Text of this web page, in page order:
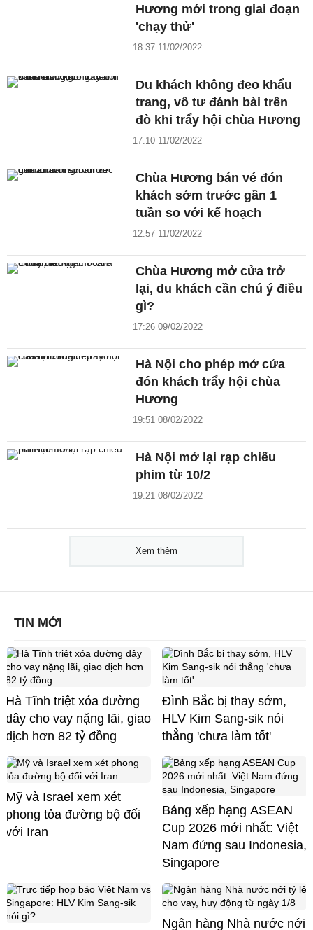
Hương mới trong giai đoạn
'chạy thử'
18:37 11/02/2022
Du khách không đeo khẩu
trang, vô tư đánh bài trên
đò khi trẩy hội chùa Hương
17:10 11/02/2022
Chùa Hương bán vé đón
khách sớm trước gần 1
tuần so với kế hoạch
12:57 11/02/2022
Chùa Hương mở cửa trở
lại, du khách cần chú ý điều
gì?
17:26 09/02/2022
Hà Nội cho phép mở cửa
đón khách trẩy hội chùa
Hương
19:51 08/02/2022
Hà Nội mở lại rạp chiếu
phim từ 10/2
19:21 08/02/2022
Xem thêm
TIN MỚI
Hà Tĩnh triệt xóa đường
dây cho vay nặng lãi, giao
dịch hơn 82 tỷ đồng
Đình Bắc bị thay sớm,
HLV Kim Sang-sik nói
thẳng 'chưa làm tốt'
Mỹ và Israel xem xét
phong tỏa đường bộ đối
với Iran
Bảng xếp hạng ASEAN
Cup 2026 mới nhất: Việt
Nam đứng sau Indonesia,
Singapore
Ngân hàng Nhà nước nới